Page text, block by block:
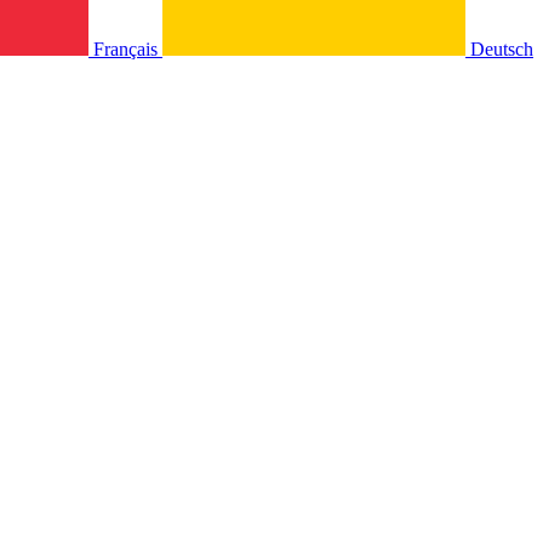
Français Deutsch